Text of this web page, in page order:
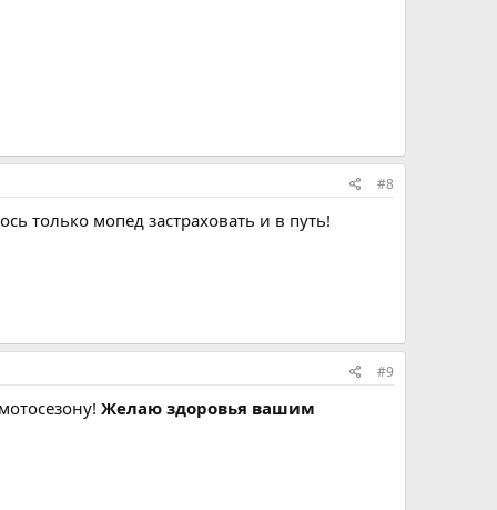
#8
только мопед застраховать и в путь!
#9
Желаю здоровья вашим